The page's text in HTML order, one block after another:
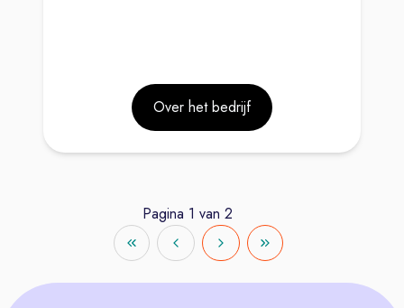
Over het bedrijf
Pagina 1 van 2